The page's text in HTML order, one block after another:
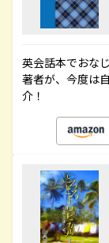
英会話本でおな
著者が、今度は
介！